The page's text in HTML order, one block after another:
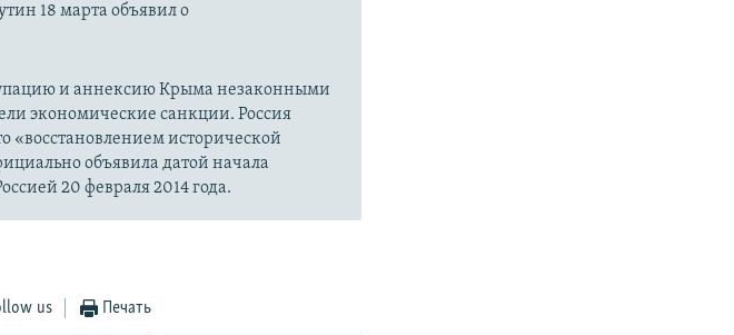
18 марта объявил о
и аннексию Крыма незаконными
экономические санкции. Россия
«восстановлением исторической
объявила датой начала
20 февраля 2014 года.
us Печать